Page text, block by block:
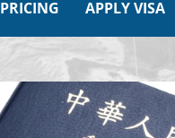
PRICING APPLY VISA